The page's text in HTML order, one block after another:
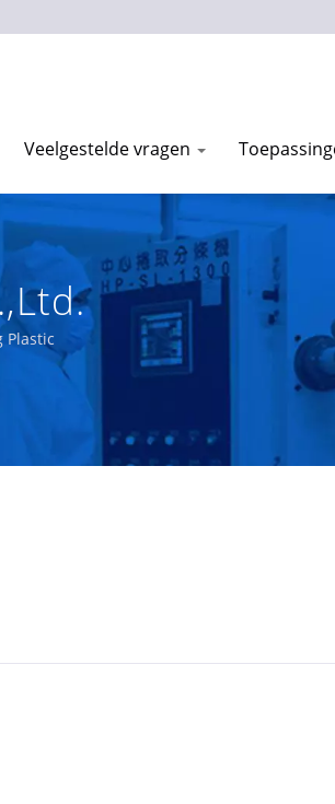
Veelgestelde vragen
Plastic